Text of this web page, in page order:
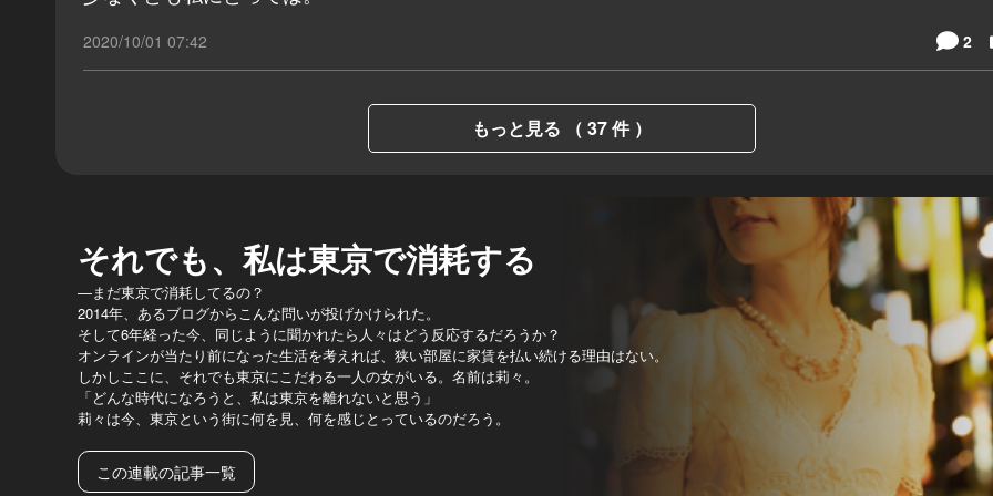
2020/10/01 07:42 2
もっと見る （ 37 件 ）
それでも、私は東京で消耗する
―まだ東京で消耗してるの？
2014年、あるブログからこんな問いが投げかけられた。
そして6年経った今、同じように聞かれたら人々はどう反応するだろうか？
オンラインが当たり前になった生活を考えれば、狭い部屋に家賃を払い続ける理由はない。
しかしここに、それでも東京にこだわる一人の女がいる。名前は莉々。
「どんな時代になろうと、私は東京を離れないと思う」
莉々は今、東京という街に何を見、何を感じとっているのだろう。
この連載の記事一覧